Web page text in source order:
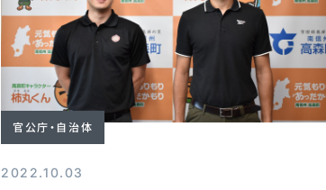
官公庁・自治体
2022.10.03